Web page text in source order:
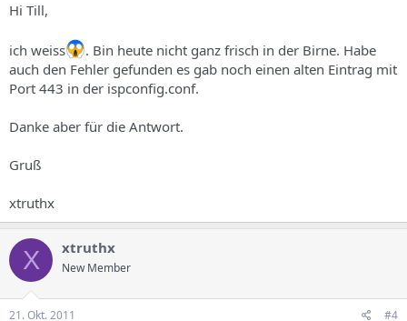
Hi Till,
ich weiss
. Bin heute nicht ganz frisch in der Birne. Habe
auch den Fehler gefunden es gab noch einen alten Eintrag mit
Port 443 in der ispconfig.conf.
Danke aber für die Antwort.
Gruß
xtruthx
X xtruthx
New Member
21. Okt. 2011 #4